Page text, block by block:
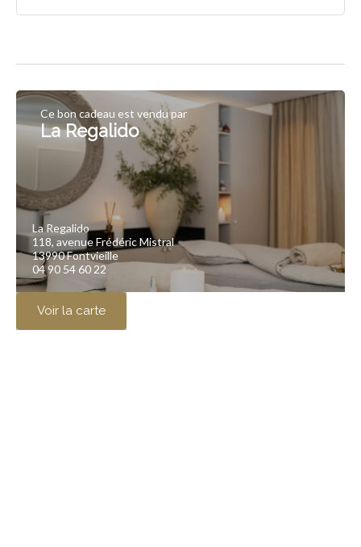
Ce bon cadeau est vendu par
La Regalido
La Regalido
118, avenue Frédéric Mistral
13990 Fontvieille
04 90 54 60 22
Voir la carte